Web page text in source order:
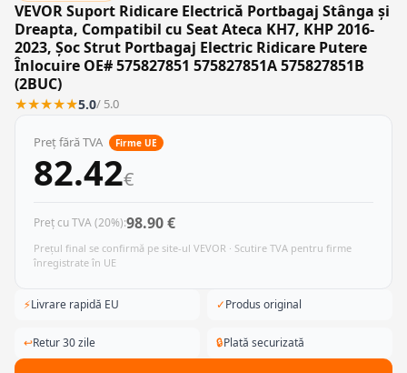
VEVOR Suport Ridicare Electrică Portbagaj Stânga și
Dreapta, Compatibil cu Seat Ateca KH7, KHP 2016-
2023, Șoc Strut Portbagaj Electric Ridicare Putere
Înlocuire OE# 575827851 575827851A 575827851B
(2BUC)
★★★★★5.0/ 5.0
Preț fără TVA Firme UE
82.42€
Preț cu TVA (20%):98.90 €
Prețul final se confirmă pe site-ul VEVOR · Scutire TVA pentru firme
înregistrate în UE
⚡Livrare rapidă EU ✓Produs original
↩Retur 30 zile 🔒Plată securizată